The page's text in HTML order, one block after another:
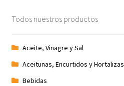
Todos nuestros productos
Aceite, Vinagre y Sal
Aceitunas, Encurtidos y Hortalizas
Bebidas